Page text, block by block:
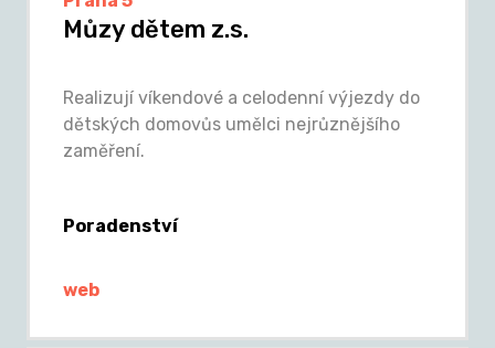
Můzy dětem z.s.
Realizují víkendové a celodenní výjezdy do
dětských domovůs umělci nejrůznějšího
zaměření.
Poradenství
web